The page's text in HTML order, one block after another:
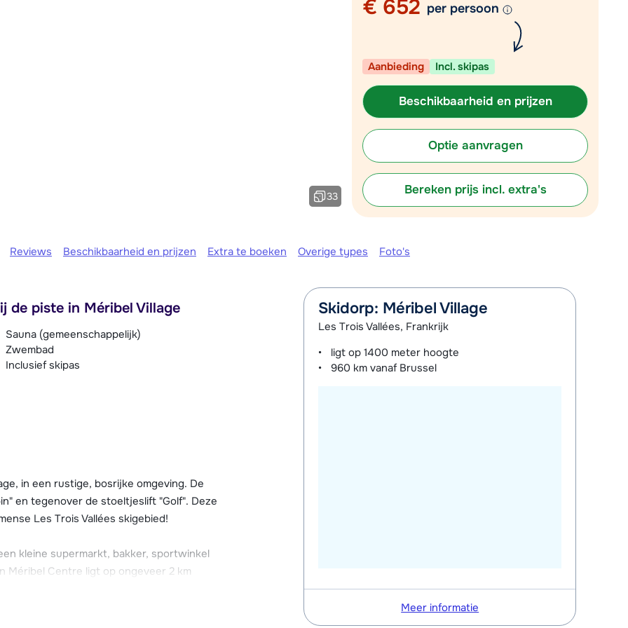
Plan een terugbelverzoek
Chat met wintersportspecialist
Bel ons via 03 3037838
33
€ 652 per persoon
Aanbieding Incl. skipas
Beschikbaarheid en prijzen
Optie aanvragen
Bereken prijs incl. extra's
Reviews Beschikbaarheid en prijzen Extra te boeken Overige types Foto's
de piste in Méribel Village
Sauna (gemeenschappelijk)
Zwembad
Inclusief skipas
in een rustige, bosrijke omgeving. De
en tegenover de stoeltjeslift "Golf". Deze
Les Trois Vallées skigebied!
kleine supermarkt, bakker, sportwinkel
Centre ligt op ongeveer 2 km
Skidorp: Méribel Village
Les Trois Vallées, Frankrijk
ligt op1400 meter hoogte
960 km vanaf Brussel
Meer informatie